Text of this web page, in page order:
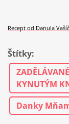
Recept od Danula
Štítky:
KYNUTÝM
Danky